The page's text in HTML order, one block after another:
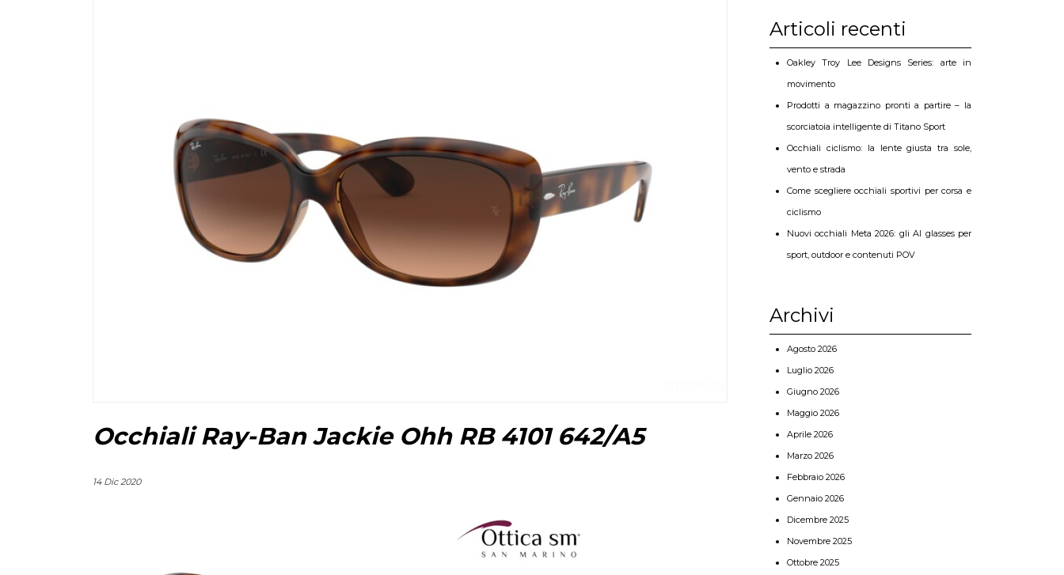
Occhiali Ray-Ban Jackie Ohh RB 4101 642/A5
14 Dic 2020
Articoli recenti
Oakley Troy Lee Designs Series: arte in
movimento
Prodotti a magazzino pronti a partire – la
scorciatoia intelligente di Titano Sport
Occhiali ciclismo: la lente giusta tra sole,
vento e strada
Come scegliere occhiali sportivi per corsa e
ciclismo
Nuovi occhiali Meta 2026: gli AI glasses per
sport, outdoor e contenuti POV
Archivi
Agosto 2026
Luglio 2026
Giugno 2026
Maggio 2026
Aprile 2026
Marzo 2026
Febbraio 2026
Gennaio 2026
Dicembre 2025
Novembre 2025
Ottobre 2025